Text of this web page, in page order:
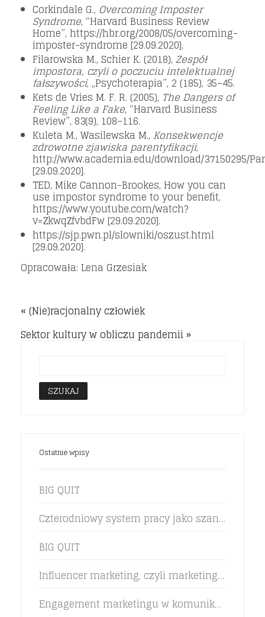
Corkindale G., Overcoming Imposter
Syndrome, “Harvard Business Review
Home”, https://hbr.org/2008/05/overcoming-
imposter-syndrome [29.09.2020].
Filarowska M., Schier K. (2018), Zespół
impostora, czyli o poczuciu intelektualnej
fałszywości, „Psychoterapia”, 2 (185), 35–45.
Kets de Vries M. F. R. (2005), The Dangers of
Feeling Like a Fake, “Harvard Business
Review”, 83(9), 108–116.
Kuleta M., Wasilewska M., Konsekwencje
zdrowotne zjawiska parentyfikacji,
http://www.academia.edu/download/37150295/
[29.09.2020].
TED, Mike Cannon-Brookes, How you can
use impostor syndrome to your benefit,
https://www.youtube.com/watch?
v=ZkwqZfvbdFw [29.09.2020].
https://sjp.pwn.pl/slowniki/oszust.html
[29.09.2020].
Opracowała: Lena Grzesiak
« (Nie)racjonalny człowiek
Sektor kultury w obliczu pandemii »
Ostatnie wpisy
BIG QUIT
Czterodniowy system pracy jako szansa na zwiększenie efektywności pracowników
BIG QUIT
Influencer marketing, czyli marketing rekomendacji w życiu marki
Engagement marketingu w komunikacji z klientem pokolenia Z